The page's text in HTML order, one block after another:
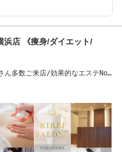
浜店 《痩身/ダイエット/
ん多数ご来店/効果的なエステNo1